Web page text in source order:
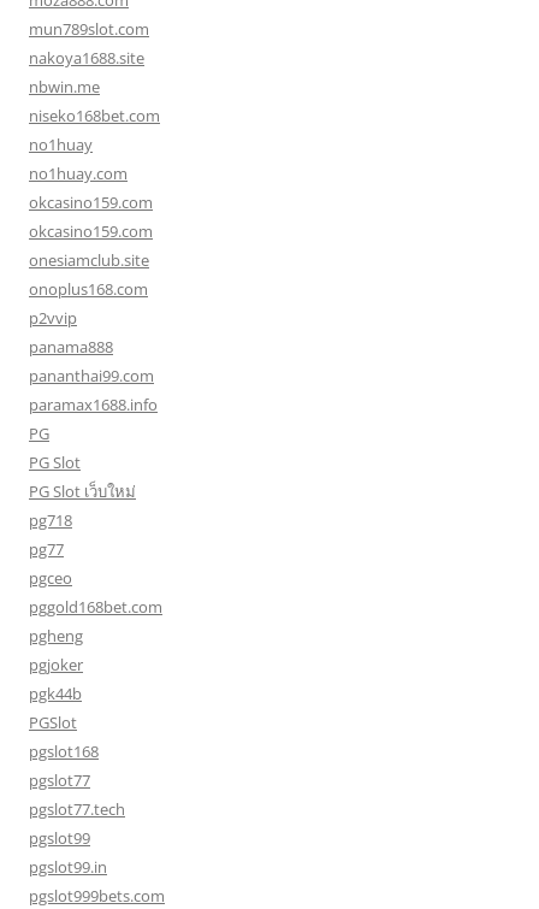
mun789slot.com
nakoya1688.site
nbwin.me
niseko168bet.com
no1huay
no1huay.com
okcasino159.com
okcasino159.com
onesiamclub.site
onoplus168.com
p2vvip
panama888
pananthai99.com
paramax1688.info
PG
PG Slot
PG Slot เว็บใหม่
pg718
pg77
pgceo
pggold168bet.com
pgheng
pgjoker
pgk44b
PGSlot
pgslot168
pgslot77
pgslot77.tech
pgslot99
pgslot99.in
pgslot999bets.com